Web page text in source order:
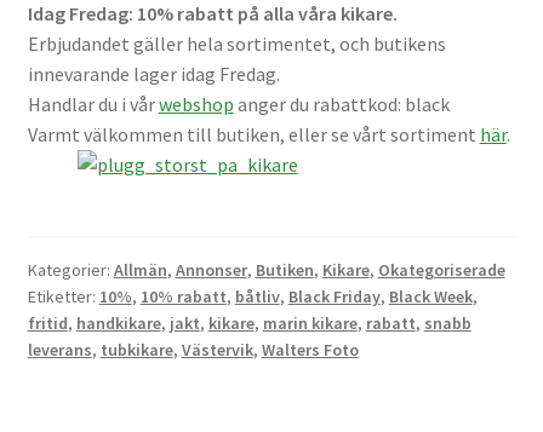
Batterier för Canon
Batterier för Nikon
Batterier övriga
Arkivering
Idag Fredag: 10% rabatt på alla våra kikare.
Erbjudandet gäller hela sortimentet, och butikens
innevarande lager idag Fredag.
Handlar du i vårwebshop anger du rabattkod: black
Varmt välkommen till butiken, eller se vårt sortiment här.
Kategorier: Allmän, Annonser, Butiken, Kikare, Okategoriserade
Etiketter: 10%, 10% rabatt, båtliv, Black Friday, Black Week,
fritid, handkikare, jakt, kikare, marin kikare, rabatt, snabb
leverans, tubkikare, Västervik, Walters Foto